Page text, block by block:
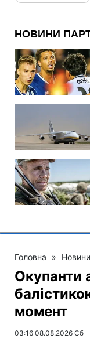
Головна » Новини
Окупанти
момент
03:16 08.08.2026 Сб